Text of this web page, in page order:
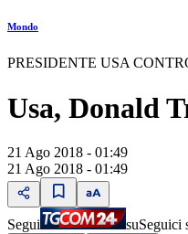
Mondo
PRESIDENTE USA
Usa, Donald
21 Ago 2018 - 01:49
21 Ago 2018 - 01:49
Segui suSeguici